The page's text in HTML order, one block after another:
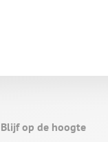
Blijf op de hoogte